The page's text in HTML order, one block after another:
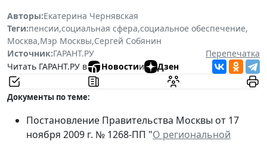
Авторы:Екатерина Чернявская
Теги:пенсии,социальная сфера,социальное обеспечение,
Москва,Мэр Москвы,Сергей Собянин
Источник:ГАРАНТ.РУ
Перепечатка
Читать ГАРАНТ.РУ в
Новостии Дзен
Документы по теме:
Постановление Правительства Москвы от 17
ноября 2009 г. № 1268-ПП "О региональной